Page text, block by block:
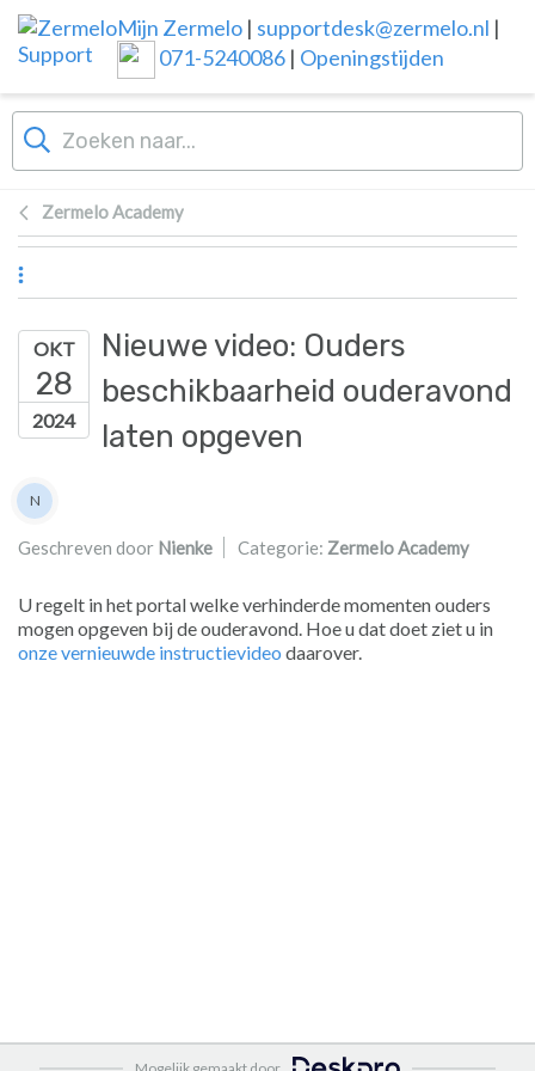
Overslaan naar hoofdinhoud
Mijn Zermelo | supportdesk@zermelo.nl |
071-5240086 | Openingstijden
Zermelo Academy
OKT
28
2024
Nieuwe video: Ouders
beschikbaarheid ouderavond
laten opgeven
Lijst van auteurs
N
Geschreven door Nienke Categorie: Zermelo Academy
U regelt in het portal welke verhinderde momenten ouders
mogen opgeven bij de ouderavond. Hoe u dat doet ziet u in
onze vernieuwde instructievideo daarover.